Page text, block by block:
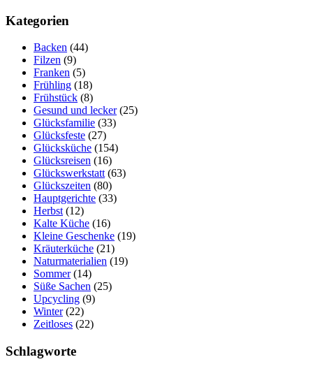
Kategorien
Backen (44)
Filzen (9)
Franken (5)
Frühling (18)
Frühstück (8)
Gesund und lecker(25)
Glücksfamilie (33)
Glücksfeste (27)
Glücksküche (154)
Glücksreisen (16)
Glückswerkstatt (63)
Glückszeiten (80)
Hauptgerichte (33)
Herbst (12)
Kalte Küche (16)
Kleine Geschenke (19)
Kräuterküche (21)
Naturmaterialien (19)
Sommer(14)
Süße Sachen (25)
Upcycling (9)
Winter(22)
Zeitloses (22)
Schlagworte